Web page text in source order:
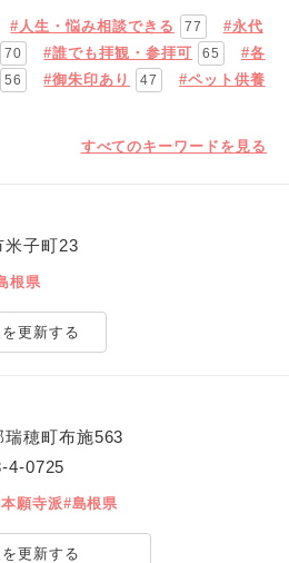
#人生・悩み相談できる 77
#永代
70 #誰でも拝観・参拝可 65
#各
56 #御朱印あり 47 #ペット供養
すべてのキーワードを見る
米子町23
根県
更新する
瑞穂町布施563
4-0725
願寺派#島根県
更新する